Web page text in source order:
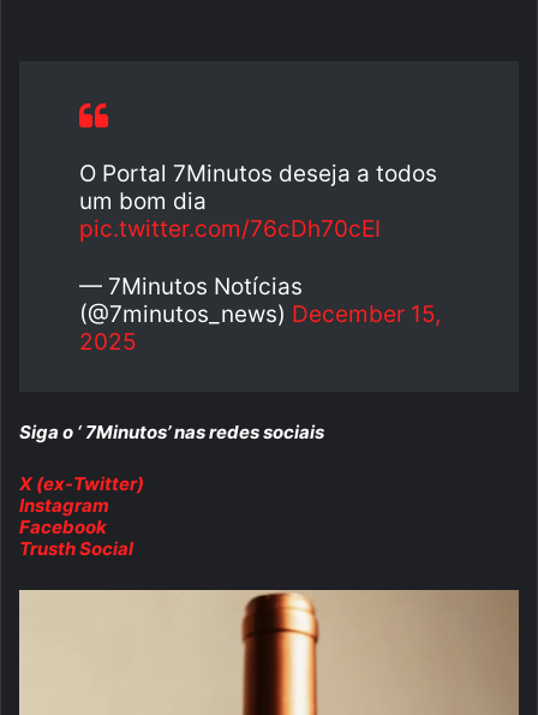
O Portal 7Minutos deseja a todos
um bom dia
pic.twitter.com/76cDh70cEI
— 7Minutos Notícias
(@7minutos_news) December 15,
2025
Siga o ‘ 7Minutos’ nas redes sociais
X (ex-Twitter)
Instagram
Facebook
Trusth Social